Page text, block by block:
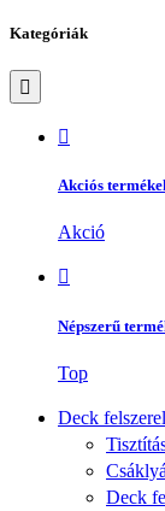
Kategóriák
Akciós
Akció
Népszerű
Top
Deck
Deck